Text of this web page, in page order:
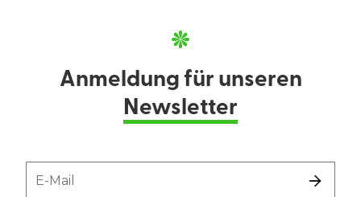
Anmeldung für unseren
Newsletter
E-Mail